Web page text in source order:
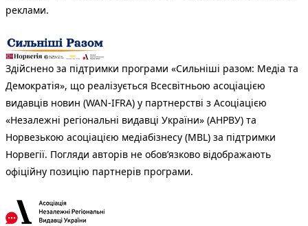
реклами.
Здійснено за підтримки програми «Сильніші разом: Медіа та
Демократія», що реалізується Всесвітньою асоціацією
видавців новин (WAN-IFRA) у партнерстві з Асоціацією
«Незалежні регіональні видавці України» (АНРВУ) та
Норвезькою асоціацією медіабізнесу (MBL) за підтримки
Норвегії. Погляди авторів не обов’язково відображають
офіційну позицію партнерів програми.